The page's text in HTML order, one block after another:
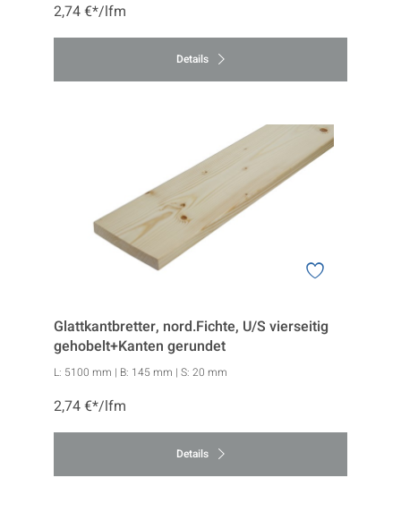
2,74 €*/lfm
Details
Glattkantbretter, nord.Fichte, U/S vierseitig
gehobelt+Kanten gerundet
L: 5100 mm | B: 145 mm | S: 20 mm
2,74 €*/lfm
Details